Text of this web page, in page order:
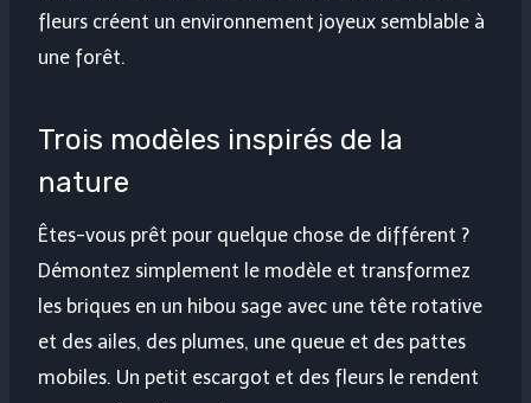
fleurs créent un environnement joyeux semblable à
une forêt.
Trois modèles inspirés de la
nature
Êtes-vous prêt pour quelque chose de différent ?
Démontez simplement le modèle et transformez
les briques en un hibou sage avec une tête rotative
et des ailes, des plumes, une queue et des pattes
mobiles. Un petit escargot et des fleurs le rendent